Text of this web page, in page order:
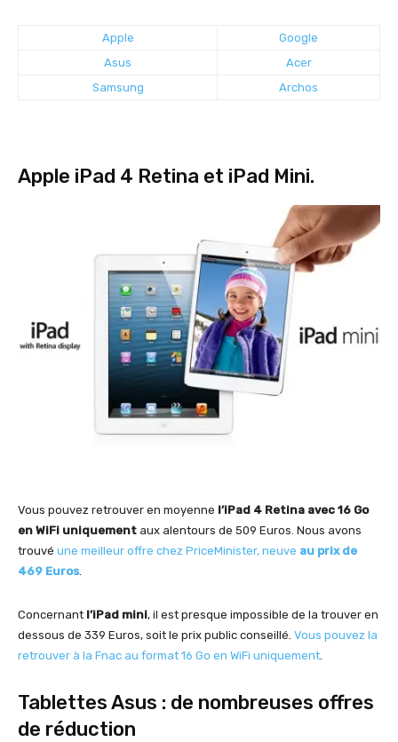
Apple
Google
Asus
Acer
Samsung
Archos
Apple iPad 4 Retina et iPad Mini.
Vous pouvez retrouver en moyenne l’iPad 4 Retina avec 16 Go
en WiFi uniquement aux alentours de 509 Euros. Nous avons
trouvé une meilleur offre chez PriceMinister, neuve au prix de
469 Euros.
Concernant l’iPad mini, il est presque impossible de la trouver en
dessous de 339 Euros, soit le prix public conseillé. Vous pouvez la
retrouver à la Fnac au format 16 Go en WiFi uniquement.
Tablettes Asus : de nombreuses offres
de réduction